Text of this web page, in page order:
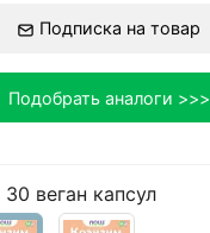
Подписка на товар
Подобрать аналоги >>>
30 веган капсул